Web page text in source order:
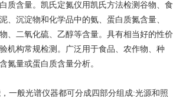
质含量。凯氏定氮仪用凯氏方法检测谷物、食
、沉淀物和化学品中的氨、蛋白质氮含量、
、二氧化硫、乙醇等含量。具有相当好的性价
机构常规检测。广泛用于食品、农作物、种
氮量或蛋白质含量分析。
般光谱仪器都可分成四部分组成:光源和照